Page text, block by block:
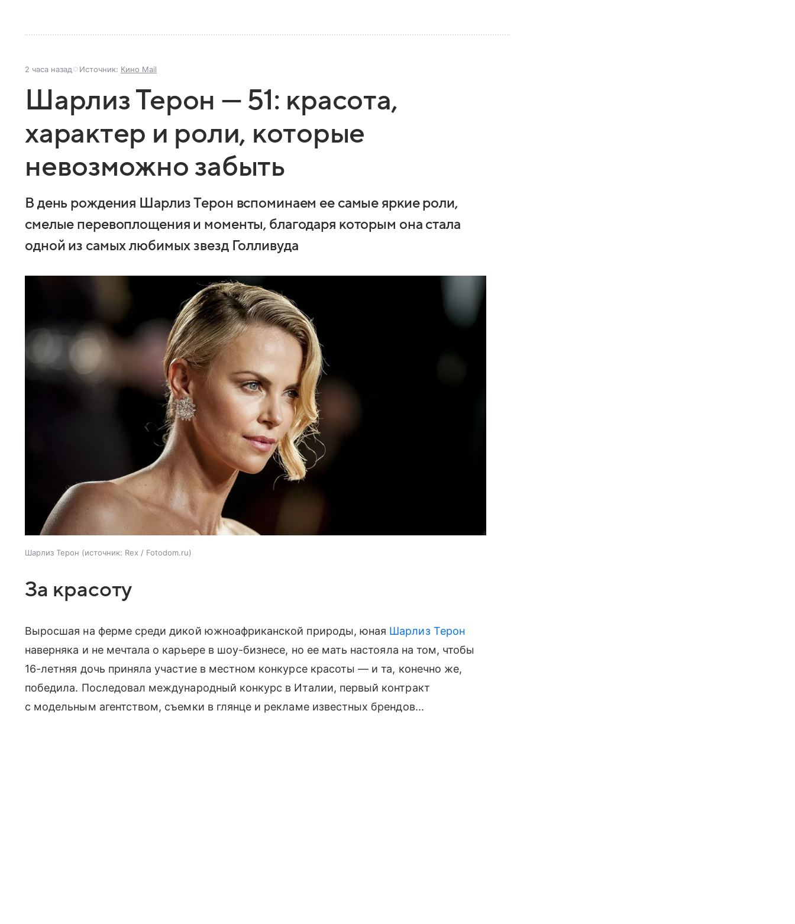
2 часа назад Источник: Кино Mail
Шарлиз Терон — 51: красота,
характер и роли, которые
невозможно забыть
В день рождения Шарлиз Терон вспоминаем ее самые яркие роли,
смелые перевоплощения и моменты, благодаря которым она стала
одной из самых любимых звезд Голливуда
Шарлиз Терон источник: Rex / Fotodom.ru
За красоту
Выросшая на ферме среди дикой южноафриканской природы, юная Шарлиз Терон
наверняка и не мечтала о карьере в шоу-бизнесе, но ее мать настояла на том, чтобы
16-летняя дочь приняла участие в местном конкурсе красоты — и та, конечно же,
победила. Последовал международный конкурс в Италии, первый контракт
с модельным агентством, съемки в глянце и рекламе известных брендов...